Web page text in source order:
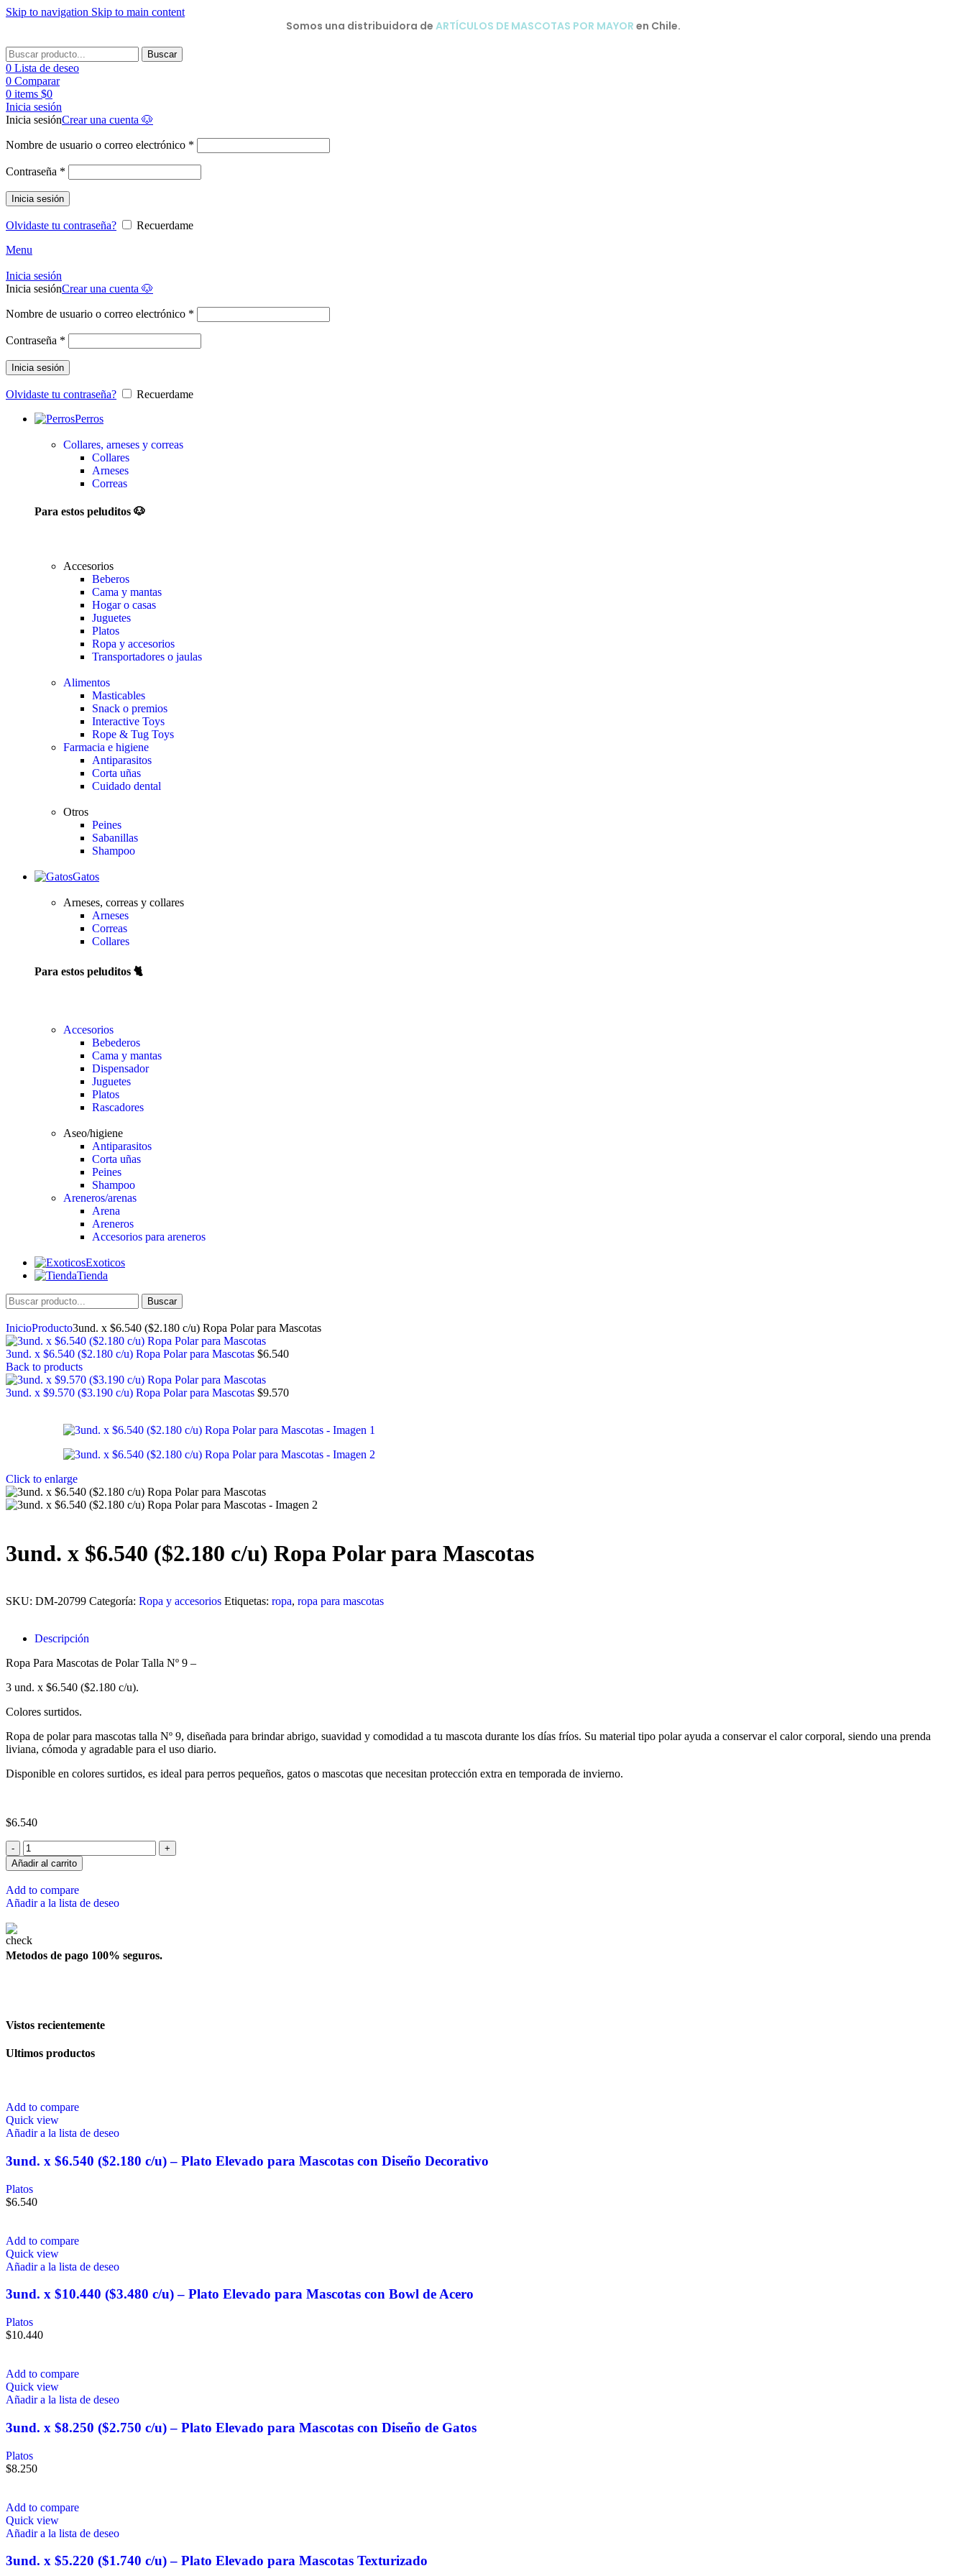
Skip to navigation Skip to main content
Somos una distribuidora de ARTÍCULOS DE MASCOTAS POR MAYOR en Chile.
Buscar
0 Lista de deseo
0 Comparar
0 items $0
Inicia sesión
Inicia sesiónCrear una cuenta 🐶
Nombre de usuario o correo electrónico *
Contraseña *
Inicia sesión
Olvidaste tu contraseña?
Recuerdame
Menu
Inicia sesión
Inicia sesiónCrear una cuenta 🐶
Nombre de usuario o correo electrónico *
Contraseña *
Inicia sesión
Olvidaste tu contraseña?
Recuerdame
Perros
Collares, arneses y correas
Collares
Arneses
Correas
Para estos peluditos 🐶
Accesorios
Beberos
Cama y mantas
Hogar o casas
Juguetes
Platos
Ropa y accesorios
Transportadores o jaulas
Alimentos
Masticables
Snack o premios
Interactive Toys
Rope & Tug Toys
Farmacia e higiene
Antiparasitos
Corta uñas
Cuidado dental
Otros
Peines
Sabanillas
Shampoo
Gatos
Arneses, correas y collares
Arneses
Correas
Collares
Para estos peluditos 🐈
Accesorios
Bebederos
Cama y mantas
Dispensador
Juguetes
Platos
Rascadores
Aseo/higiene
Antiparasitos
Corta uñas
Peines
Shampoo
Areneros/arenas
Arena
Areneros
Accesorios para areneros
Exoticos
Tienda
Buscar
InicioProducto3und. x $6.540 ($2.180 c/u) Ropa Polar para Mascotas
3und. x $6.540 ($2.180 c/u) Ropa Polar para Mascotas $6.540
Back to products
3und. x $9.570 ($3.190 c/u) Ropa Polar para Mascotas $9.570
Click to enlarge
3und. x $6.540 ($2.180 c/u) Ropa Polar para Mascotas
SKU: DM-20799 Categoría: Ropa y accesorios Etiquetas: ropa, ropa para mascotas
Descripción
Ropa Para Mascotas de Polar Talla Nº 9 –
3 und. x $6.540 ($2.180 c/u).
Colores surtidos.
Ropa de polar para mascotas talla Nº 9, diseñada para brindar abrigo, suavidad y comodidad a tu mascota durante los días fríos. Su material tipo polar ayuda a conservar el calor corporal, siendo una prenda
liviana, cómoda y agradable para el uso diario.
Disponible en colores surtidos, es ideal para perros pequeños, gatos o mascotas que necesitan protección extra en temporada de invierno.
$6.540
Añadir al carrito
Add to compare
Añadir a la lista de deseo
Metodos de pago 100% seguros.
Vistos recientemente
Ultimos productos
Add to compare
Quick view
Añadir a la lista de deseo
3und. x $6.540 ($2.180 c/u) – Plato Elevado para Mascotas con Diseño Decorativo
Platos
$6.540
Add to compare
Quick view
Añadir a la lista de deseo
3und. x $10.440 ($3.480 c/u) – Plato Elevado para Mascotas con Bowl de Acero
Platos
$10.440
Add to compare
Quick view
Añadir a la lista de deseo
3und. x $8.250 ($2.750 c/u) – Plato Elevado para Mascotas con Diseño de Gatos
Platos
$8.250
Add to compare
Quick view
Añadir a la lista de deseo
3und. x $5.220 ($1.740 c/u) – Plato Elevado para Mascotas Texturizado